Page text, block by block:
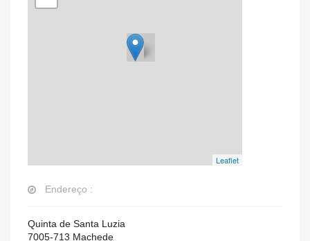
Leaflet
Endereço :
Quinta de Santa Luzia
7005-713 Machede